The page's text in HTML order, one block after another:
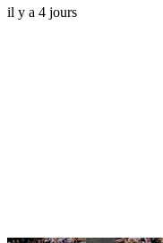
il y a 4 jours